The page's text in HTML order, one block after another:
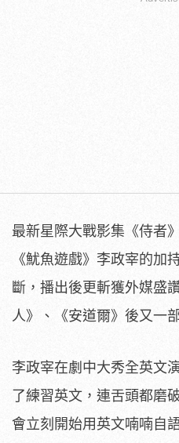
最新星際大戰影集《侍者
《魷魚遊戲》李政宰的加
斷，播出後更斬獲外媒盛
人》、《安道爾》後又一
李政宰在劇中大秀全英文
了練習英文，連舌頭都磨
會立刻開始用英文喃喃自